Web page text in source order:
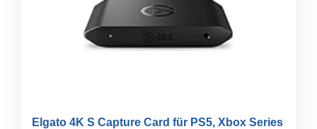
Elgato 4K S Capture Card für PS5, Xbox Series